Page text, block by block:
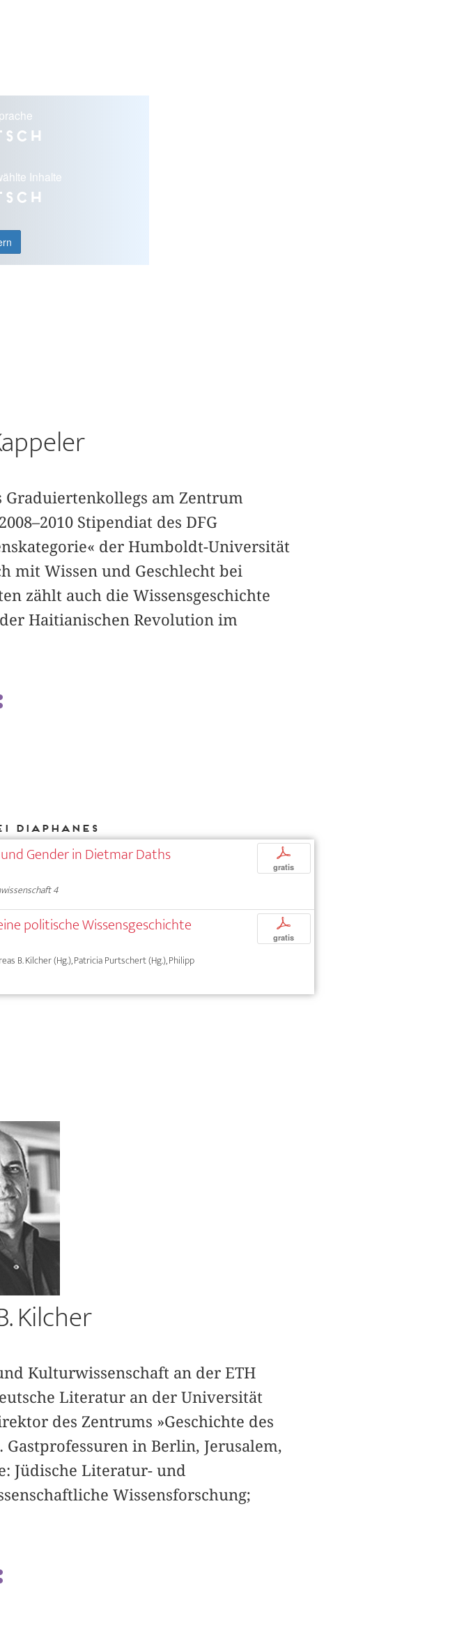
Inhalte
am Zentrum
Stipendiat des DFG
der Humboldt-Universität
mit Wissen und Geschlecht bei
zählt auch die Wissensgeschichte
Haitianischen Revolution im
Gender in Dietmar Daths
4
p
gratis
politische Wissensgeschichte
B. Kilcher (Hg.), Patricia Purtschert (Hg.), Philipp
p
gratis
Kilcher
Kulturwissenschaft an der ETH
Literatur an der Universität
des Zentrums »Geschichte des
in Berlin, Jerusalem,
Jüdische Literatur- und
Wissensforschung;